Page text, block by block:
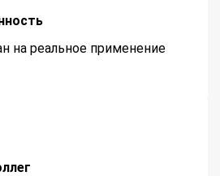
на реальное применение